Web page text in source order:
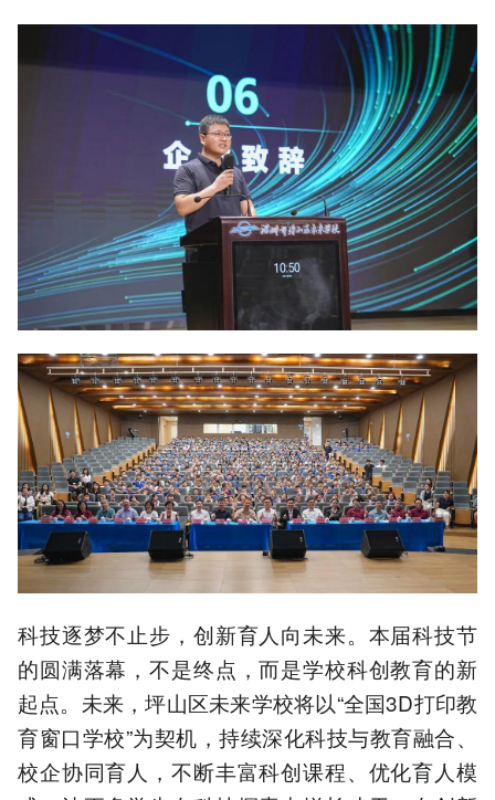
科技逐梦不止步，创新育人向未来。本届科技节
的圆满落幕，不是终点，而是学校科创教育的新
起点。未来，坪山区未来学校将以“全国3D打印教
育窗口学校”为契机，持续深化科技与教育融合、
校企协同育人，不断丰富科创课程、优化育人模